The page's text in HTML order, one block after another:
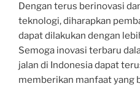
Dengan terus berinovasi
teknologi, diharapkan
dapat dilakukan dengan
Semoga inovasi terbaru
jalan di Indonesia dapat
memberikan manfaat yang